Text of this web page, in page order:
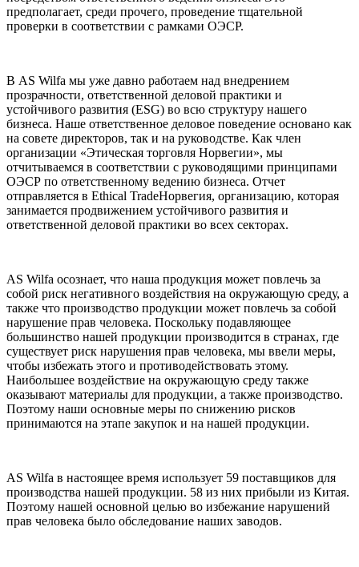
предполагает, среди прочего, проведение тщательной
проверки в соответствии с рамками ОЭСР.
В AS Wilfa мы уже давно работаем над внедрением
прозрачности, ответственной деловой практики и
устойчивого развития (ESG) во всю структуру нашего
бизнеса. Наше ответственное деловое поведение основано как
на совете директоров, так и на руководстве. Как член
организации «Этическая торговля Норвегии», мы
отчитываемся в соответствии с руководящими принципами
ОЭСР по ответственному ведению бизнеса. Отчет
отправляется в Ethical TradeНорвегия, организацию, которая
занимается продвижением устойчивого развития и
ответственной деловой практики во всех секторах.
AS Wilfa осознает, что наша продукция может повлечь за
собой риск негативного воздействия на окружающую среду, а
также что производство продукции может повлечь за собой
нарушение прав человека. Поскольку подавляющее
большинство нашей продукции производится в странах, где
существует риск нарушения прав человека, мы ввели меры,
чтобы избежать этого и противодействовать этому.
Наибольшее воздействие на окружающую среду также
оказывают материалы для продукции, а также производство.
Поэтому наши основные меры по снижению рисков
принимаются на этапе закупок и на нашей продукции.
AS Wilfa в настоящее время использует 59 поставщиков для
производства нашей продукции. 58 из них прибыли из Китая.
Поэтому нашей основной целью во избежание нарушений
прав человека было обследование наших заводов.